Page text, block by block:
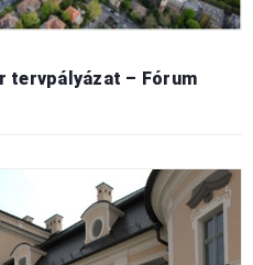
tervpályázat – Fórum